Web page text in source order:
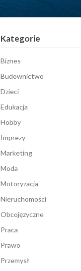
Kategorie
Biznes
Budownictwo
Dzieci
Edukacja
Hobby
Imprezy
Marketing
Moda
Motoryzacja
Nieruchomości
Obcojęzyczne
Praca
Prawo
Przemysł